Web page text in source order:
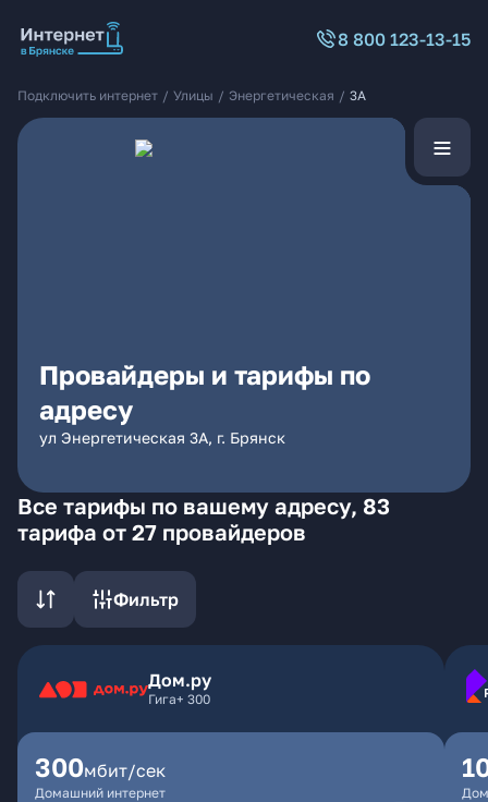
8 800 123-13-15
Подключить интернет / Улицы / Энергетическая / 3А
Провайдеры и тарифы по
адресу
ул Энергетическая 3А, г. Брянск
Все тарифы по вашему адресу, 83
тарифа от 27 провайдеров
Фильтр
Дом.ру
Гига+ 300
300мбит/сек
Домашний интернет